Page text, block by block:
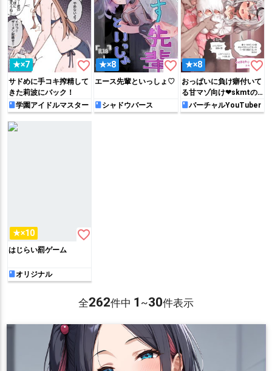
★×7 favorite_border
サドめに手コキ搾精して
きた莉波にバック！
学園アイドルマスター
★×8 favorite_border
エース先輩といっしょ♡
シャドウバース
★×8 favorite_border
おっぱいに負け癖付いて
る甘マゾ向け❤skmtの
よわマゾ作成教室❤
バーチャルYouTuber
★×10 favorite_border
はじらい罰ゲーム
オリジナル
全262件中 1 ~30件表示